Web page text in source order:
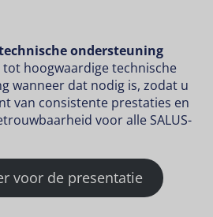
ondersteuning
tot hoogwaardige technische
wanneer dat nodig is, zodat u
van consistente prestaties en
voor alle SALUS-
voor de presentatie